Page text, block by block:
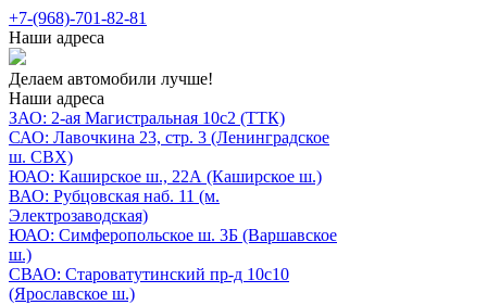
+7-(968)-701-82-81
Наши адреса
Делаем автомобили лучше!
Наши адреса
ЗАО: 2-ая Магистральная 10с2 (ТТК)
САО: Лавочкина 23, стр. 3 (Ленинградское
ш. СВХ)
ЮАО: Каширское ш., 22А (Каширское ш.)
ВАО: Рубцовская наб. 11 (м.
Электрозаводская)
ЮАО: Симферопольское ш. 3Б (Варшавское
ш.)
СВАО: Староватутинский пр-д 10с10
(Ярославское ш.)